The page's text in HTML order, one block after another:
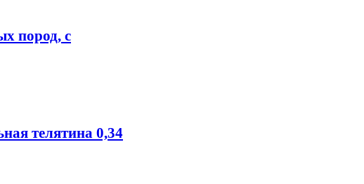
пород, c
телятина 0,34